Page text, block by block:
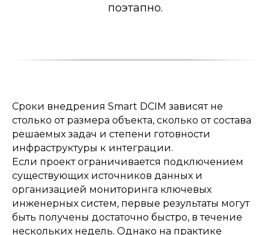
поэтапно.
Сроки внедрения Smart DCIM зависят не
столько от размера объекта, сколько от состава
решаемых задач и степени готовности
инфраструктуры к интеграции.
Если проект ограничивается подключением
существующих источников данных и
организацией мониторинга ключевых
инженерных систем, первые результаты могут
быть получены достаточно быстро, в течение
нескольких недель. Однако на практике